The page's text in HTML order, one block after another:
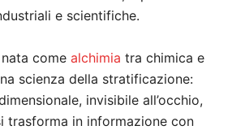
e scientifiche.
come alchimia tra chimica e
scienza della stratificazione:
invisibile all’occhio,
trasforma in informazione con